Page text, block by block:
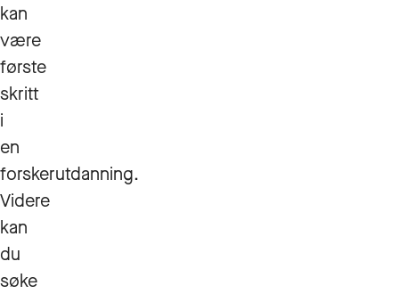
kan
være
første
skritt
i
en
forskerutdanning.
Videre
kan
du
søke